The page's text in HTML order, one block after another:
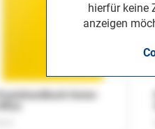
hierfür keine
anzeigen
Praxishandbuch Home-